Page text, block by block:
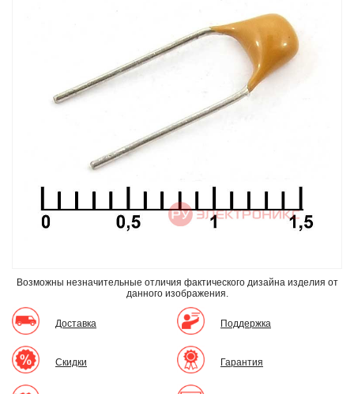
Возможны незначительные отличия фактического дизайна изделия от
данного изображения.
Доставка
Скидки
Поддержка
Гарантия